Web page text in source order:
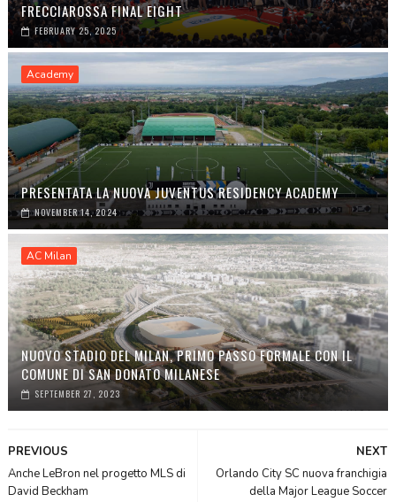
FRECCIAROSSA FINAL EIGHT
FEBRUARY 25, 2025
Academy
PRESENTATA LA NUOVA JUVENTUS RESIDENCY ACADEMY
NOVEMBER 14, 2024
AC Milan
NUOVO STADIO DEL MILAN, PRIMO PASSO FORMALE CON IL
COMUNE DI SAN DONATO MILANESE
SEPTEMBER 27, 2023
NEXT
Orlando City SC nuova franchigia
della Major League Soccer
PREVIOUS
Anche LeBron nel progetto MLS di
David Beckham